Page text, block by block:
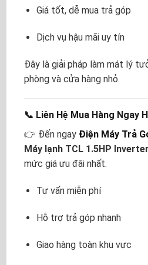
Giá tốt, dễ mua trả góp
Dịch vụ hậu mãi uy tín
Đây là giải pháp làm mát lý
phòng và cửa hàng nhỏ.
📞 Liên Hệ Mua Hàng Ngay
👉 Đến ngay Điện Máy Trả
Máy lạnh TCL 1.5HP
mức giá ưu đãi nhất.
Tư vấn miễn phí
Hỗ trợ trả góp nhanh
Giao hàng toàn khu vực